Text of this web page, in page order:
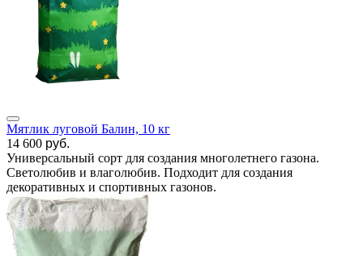
Мятлик луговой Балин, 10 кг
14 600 руб.
Универсальный сорт для создания многолетнего газона.
Светолюбив и влаголюбив. Подходит для создания
декоративных и спортивных газонов.